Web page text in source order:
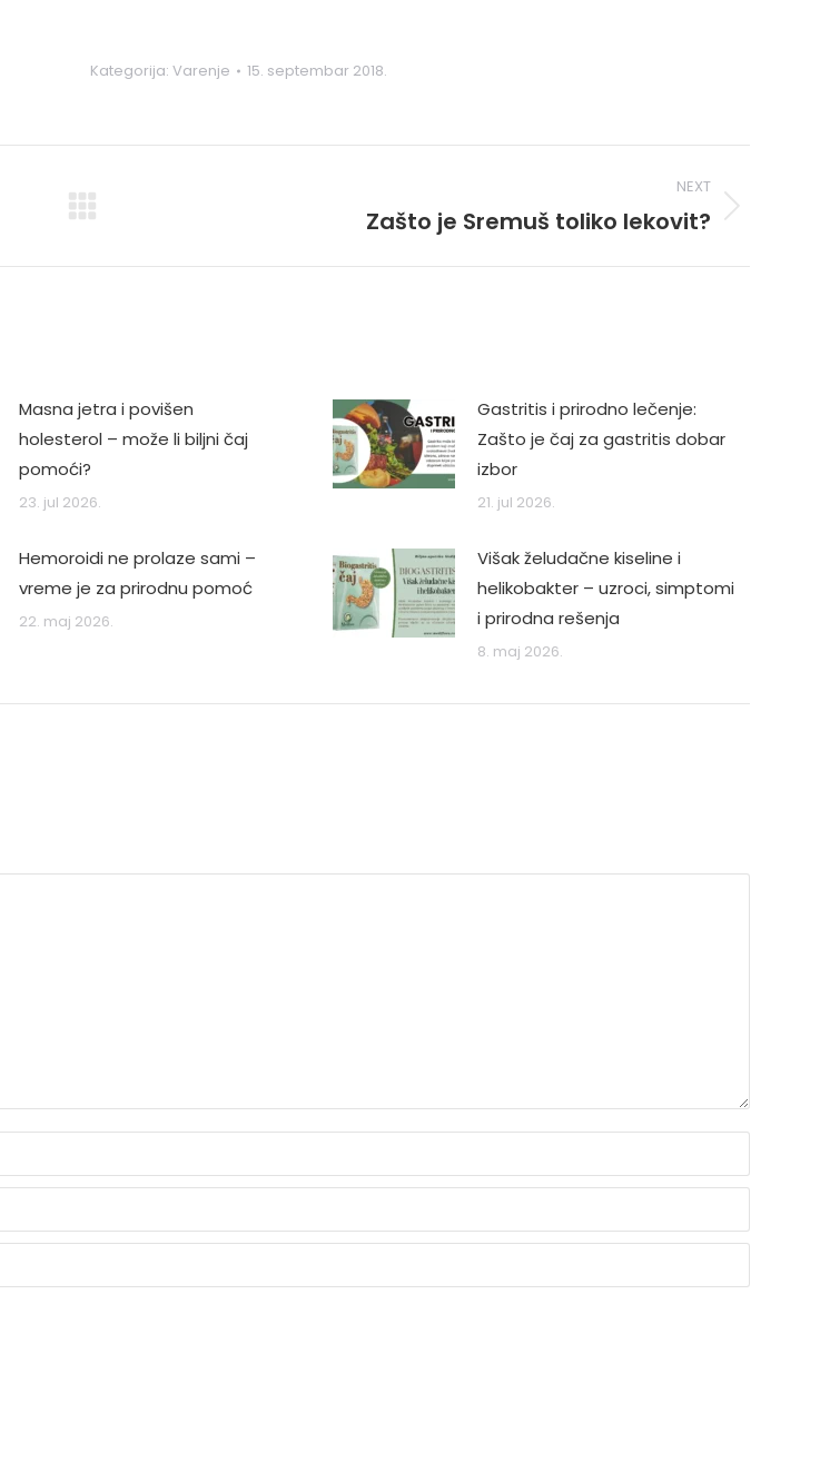
Kategorija: Varenje 15. septembar 2018.
NEXT
Zašto je Sremuš toliko lekovit?
Masna jetra i povišen
holesterol – može li biljni čaj
pomoći?
23. jul 2026.
Gastritis i prirodno lečenje:
Zašto je čaj za gastritis dobar
izbor
21. jul 2026.
Hemoroidi ne prolaze sami –
vreme je za prirodnu pomoć
22. maj 2026.
Višak želudačne kiseline i
helikobakter – uzroci, simptomi
i prirodna rešenja
8. maj 2026.